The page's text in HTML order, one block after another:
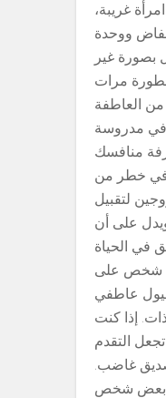
غريبة،
ووحدة
بصورة غير
مرات
العاطفة
مدروسة
منافسك
في خطر من
لتقبيل
على أن
في الحياة
شخص على
عاطفي
إذا كنت
التقدم
غاضب.
بعض شخص